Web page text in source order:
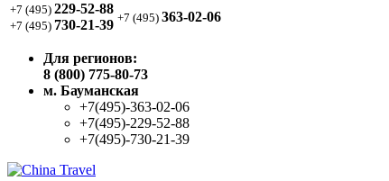
+7 (495) 229-52-88
+7 (495) 730-21-39 +7 (495) 363-02-06
Для регионов:
8 (800) 775-80-73
м. Бауманская
+7(495)-363-02-06
+7(495)-229-52-88
+7(495)-730-21-39